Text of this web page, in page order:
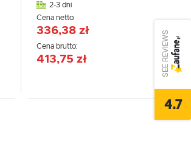
2-3 dni
Cena netto:
336,38 zł
Cena brutto:
413,75 zł SEE REVIEWS
4.7